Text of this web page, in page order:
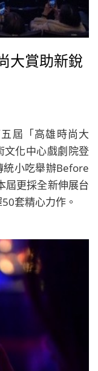
大賞助新銳
屆「高雄時尚大
文化中心戲劇院登
統小吃舉辦Before
屆更採全新伸展台
套精心力作。